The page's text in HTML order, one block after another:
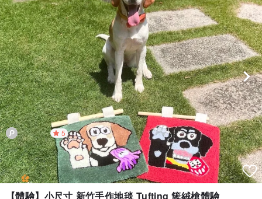
5
【體驗】小尺寸 新竹手作地毯 Tufting 簇絨槍體驗